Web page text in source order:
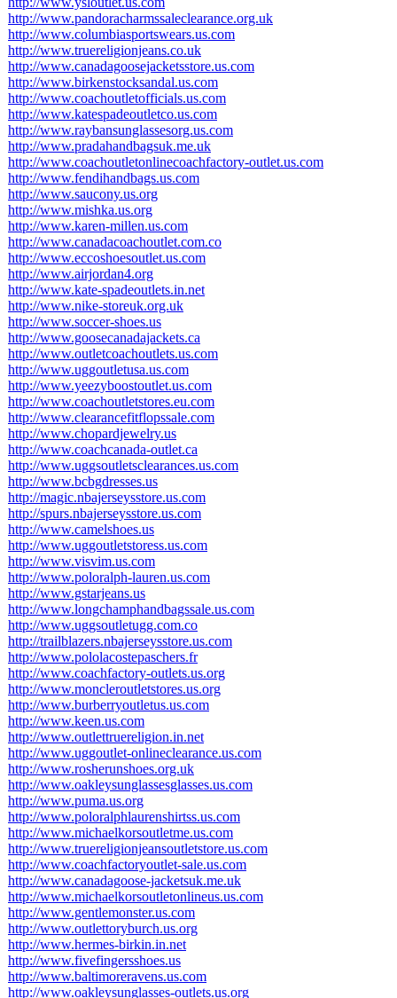
http://www.pandoracharmssaleclearance.org.uk
http://www.columbiasportswears.us.com
http://www.truereligionjeans.co.uk
http://www.canadagoosejacketsstore.us.com
http://www.birkenstocksandal.us.com
http://www.coachoutletofficials.us.com
http://www.katespadeoutletco.us.com
http://www.raybansunglassesorg.us.com
http://www.pradahandbagsuk.me.uk
http://www.coachoutletonlinecoachfactory-outlet.us.com
http://www.fendihandbags.us.com
http://www.saucony.us.org
http://www.mishka.us.org
http://www.karen-millen.us.com
http://www.canadacoachoutlet.com.co
http://www.eccoshoesoutlet.us.com
http://www.airjordan4.org
http://www.kate-spadeoutlets.in.net
http://www.nike-storeuk.org.uk
http://www.soccer-shoes.us
http://www.goosecanadajackets.ca
http://www.outletcoachoutlets.us.com
http://www.uggoutletusa.us.com
http://www.yeezyboostoutlet.us.com
http://www.coachoutletstores.eu.com
http://www.clearancefitflopssale.com
http://www.chopardjewelry.us
http://www.coachcanada-outlet.ca
http://www.uggsoutletsclearances.us.com
http://www.bcbgdresses.us
http://magic.nbajerseysstore.us.com
http://spurs.nbajerseysstore.us.com
http://www.camelshoes.us
http://www.uggoutletstoress.us.com
http://www.visvim.us.com
http://www.poloralph-lauren.us.com
http://www.gstarjeans.us
http://www.longchamphandbagssale.us.com
http://www.uggsoutletugg.com.co
http://trailblazers.nbajerseysstore.us.com
http://www.pololacostepaschers.fr
http://www.coachfactory-outlets.us.org
http://www.moncleroutletstores.us.org
http://www.burberryoutletus.us.com
http://www.keen.us.com
http://www.outlettruereligion.in.net
http://www.uggoutlet-onlineclearance.us.com
http://www.rosherunshoes.org.uk
http://www.oakleysunglassesglasses.us.com
http://www.puma.us.org
http://www.poloralphlaurenshirtss.us.com
http://www.michaelkorsoutletme.us.com
http://www.truereligionjeansoutletstore.us.com
http://www.coachfactoryoutlet-sale.us.com
http://www.canadagoose-jacketsuk.me.uk
http://www.michaelkorsoutletonlineus.us.com
http://www.gentlemonster.us.com
http://www.outlettoryburch.us.org
http://www.hermes-birkin.in.net
http://www.fivefingersshoes.us
http://www.baltimoreravens.us.com
http://www.oakleysunglasses-outlets.us.org